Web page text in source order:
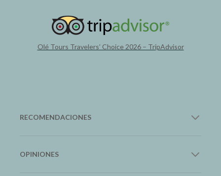
Olé Tours Travelers’ Choice 2026 – TripAdvisor
RECOMENDACIONES
OPINIONES